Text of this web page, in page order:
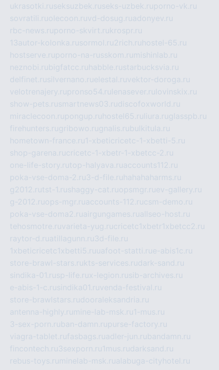
ukrasotki.ruseksuzbek.ruseks-uzbek.ruporno-vk.ru
sovratili.ruolecoon.ruvd-dosug.ruadonyev.ru
rbc-news.ruporno-skvirt.rukrospr.ru
13autor-kolonka.rusormol.ru2rich.ru hostel-65.ru
hostserve.ruporno-na-russkom.ru mishinlab.ru
neznobi.rubigfatcc.ru habble.rustarbucksvia.ru
delfinet.rusilvernano.ruelestal.ruvektor-doroga.ru
velotrenajery.rupronso54.ru lenasever.ru lovinskix.ru
show-pets.rusmartnews03.rudiscofoxworld.ru
miraclecoon.rupongup.ru hostel65.ru liura.ruglasspb.ru
firehunters.rugribowo.rugnalis.rubulkitula.ru
hometown-france.ru1-xbeticricetc-1-xbetti-5.ru
shop-garena.rucricetc-1-xbetr-1-xbetcc-2.ru
one-life-story.rutop-halyava.ruaccounts112.ru
poka-vse-doma-2.ru3-d-file.ru hahahaharms.ru
g2012.rutst-1.rushaggy-cat.ruopsmgr.ruev-gallery.ru
g-2012.ruops-mgr.ruaccounts-112.rucsm-demo.ru
poka-vse-doma2.ruairgungames.ruallseo-host.ru
tehosmotre.ruvarieta-yug.rucricetc1xbetr1xbetcc2.ru
raytor-d.ruatillagunn.ru3d-file.ru
1xbeticricetc1xbetti5.ruuafoot-statti.rue-abis1c.ru
store-brawl-stars.rukts-services.rudark-sand.ru
sindika-01.rusp-life.rux-legion.rusib-archives.ru
e-abis-1-c.rusindika01.ruvenda-festival.ru
store-brawlstars.rudooraleksandria.ru
antenna-highly.ru mine-lab-msk.ru1-mus.ru
3-sex-porn.ruban-damn.rupurse-factory.ru
viagra-tablet.rufasbags.ruadler-jun.rubandamn.ru
fincontech.ru3sexporn.ru1mus.rudarksand.ru
rebus-toys.ru minelab-msk.rualabuga-cityhotel.ru